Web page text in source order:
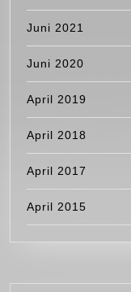
Juni 2021
Juni 2020
April 2019
April 2018
April 2017
April 2015